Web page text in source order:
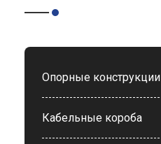
Опорные конструкции
Кабельные короба